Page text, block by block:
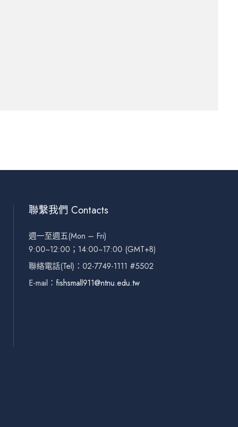
聯繫我們 Contacts
週一至週五(Mon – Fri)
9:00~12:00；14:00~17:00 (GMT+8)
聯絡電話(Tel)：02-7749-1111 #5502
E-mail： fishsmall911@ntnu.edu.tw